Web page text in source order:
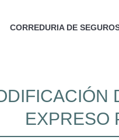
CORREDURIA DE
EXPRESO